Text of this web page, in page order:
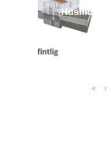
« ‹